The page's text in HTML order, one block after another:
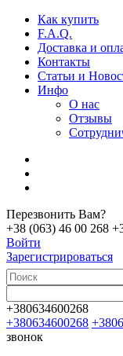
Как купить
F.A.Q.
Доставка и
Контакты
Статьи и
Инфо
О нас
Отзывы
Перезвонить Вам?
+38 (063) 46 00 268
Войти
Зарегистрироваться
+380634600268
+380634600268
звонок